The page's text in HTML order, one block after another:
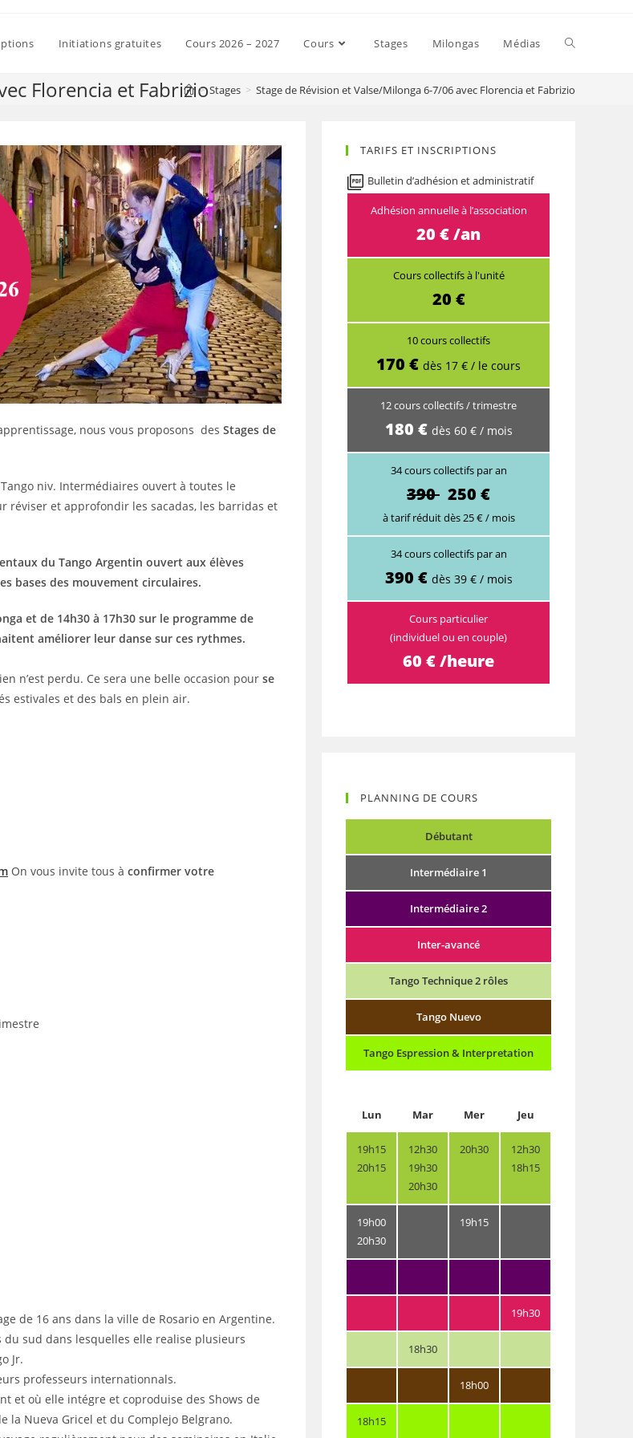
Initiations gratuites Cours 2026 – 2027 Cours Stages Milongas Médias
Florencia et Fabrizio
> Stages > Stage de Révision et Valse/Milonga 6-7/06 avec Florencia et Fabrizio
nous vous proposons des Stages de
niv. Intermédiaires ouvert à toutes le
réviser et approfondir les sacadas, les barridas et
du Tango Argentin ouvert aux élèves
bases des mouvement circulaires.
et de 14h30 à 17h30 sur le programme de
améliorer leur danse sur ces rythmes.
n’est perdu. Ce sera une belle occasion pour se
estivales et des bals en plein air.
On vous invite tous à confirmer votre
de 16 ans dans la ville de Rosario en Argentine.
du sud dans lesquelles elle realise plusieurs
Jr.
professeurs internationnals.
et où elle intégre et coproduise des Shows de
la Nueva Gricel et du Complejo Belgrano.
TARIFS ET INSCRIPTIONS
Bulletin d’adhésion et administratif
Adhésion annuelle à l’association
20 € /an
Cours collectifs à l'unité
20 €
10 cours collectifs
170 € dès 17 € / le cours
12 cours collectifs / trimestre
180 € dès 60 € / mois
34 cours collectifs par an
390 250 €
à tarif réduit dès 25 € / mois
34 cours collectifs par an
390 € dès 39 € / mois
Cours particulier
(individuel ou en couple)
60 € /heure
PLANNING DE COURS
Débutant
Intermédiaire 1
Intermédiaire 2
Inter-avancé
Tango Technique 2 rôles
Tango Nuevo
Tango Espression & Interpretation
Lun Mar Mer Jeu
19h15
20h15
12h30
19h30
20h30
20h30
12h30
18h15
19h00
20h30
19h15
19h30
18h30
18h00
18h15